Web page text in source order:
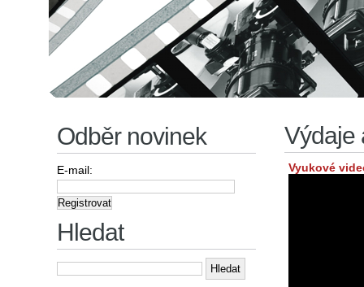
Odběr novinek
E-mail:
Hledat
Vyhledávání
Výdaje
Vyukové